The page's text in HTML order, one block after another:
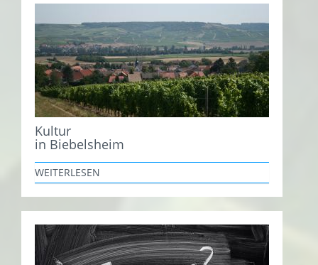
Kultur
in Biebelsheim
WEITERLESEN